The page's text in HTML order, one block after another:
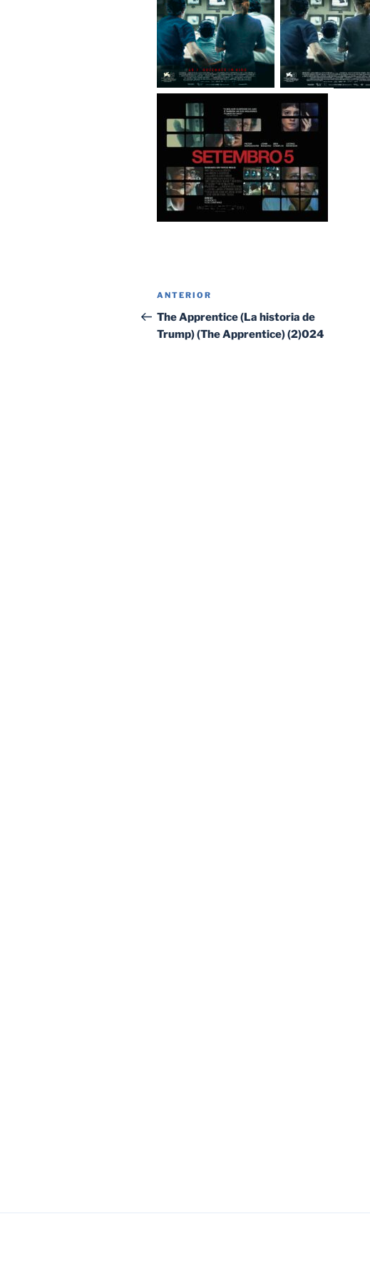
Navegación
de
entradas
Entrada
anterior:
ANTERIOR
The Apprentice (La historia de
Trump) (The Apprentice) (2)024